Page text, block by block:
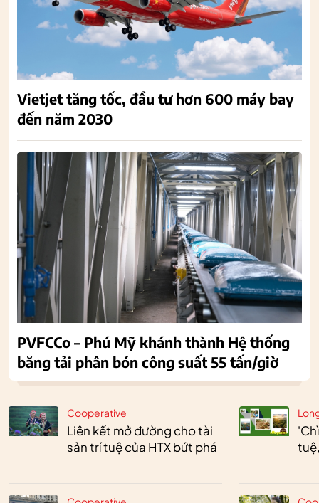
Cooperative
Liên kết mở đường cho tài
sản trí tuệ của HTX bứt phá
Vietjet tăng tốc, đầu tư hơn 600 máy bay
đến năm 2030
PVFCCo – Phú Mỹ khánh thành Hệ thống
băng tải phân bón công suất 55 tấn/giờ